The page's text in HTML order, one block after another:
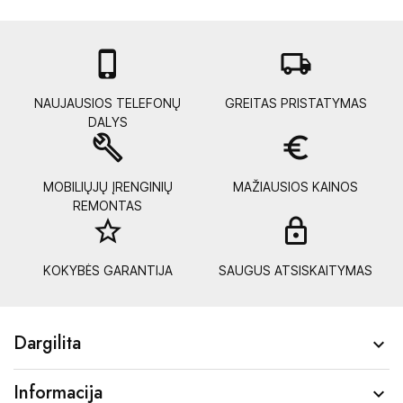

NAUJAUSIOS TELEFONŲ
DALYS
local_shipping
GREITAS PRISTATYMAS
build
MOBILIŲJŲ ĮRENGINIŲ
REMONTAS
euro_symbol
MAŽIAUSIOS KAINOS
star_border
KOKYBĖS GARANTIJA SAUGUS ATSISKAITYMAS
Dargilita 
Informacija 